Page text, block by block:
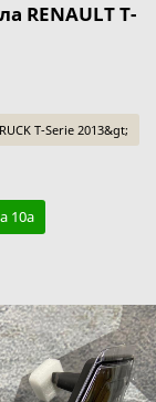
RENAULT T-
T-Serie 2013&gt;
10а